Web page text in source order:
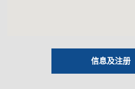
信息及注册